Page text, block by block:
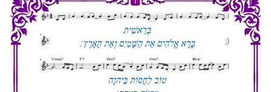
主页
主日讲道
圣经导读新唱
属灵书籍